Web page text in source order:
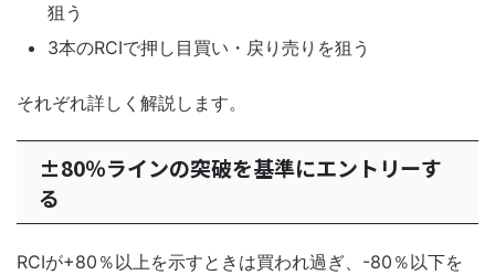
狙う
3本のRCIで押し目買い・戻り売りを狙う
それぞれ詳しく解説します。
±80％ラインの突破を基準にエントリーす
る
RCIが+80％以上を示すときは買われ過ぎ、-80％以下を